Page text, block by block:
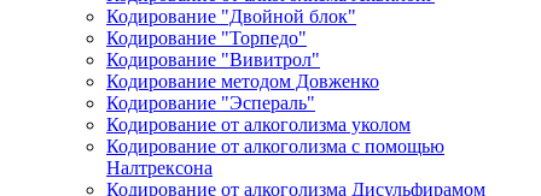
Кодирование "Двойной блок"
Кодирование "Торпедо"
Кодирование "Вивитрол"
Кодирование методом Довженко
Кодирование "Эспераль"
Кодирование от алкоголизма уколом
Кодирование от алкоголизма с помощью
Налтрексона
Кодирование от алкоголизма Дисульфирамом